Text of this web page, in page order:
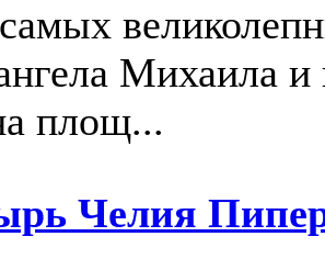
Михаила и
площ...
Челия